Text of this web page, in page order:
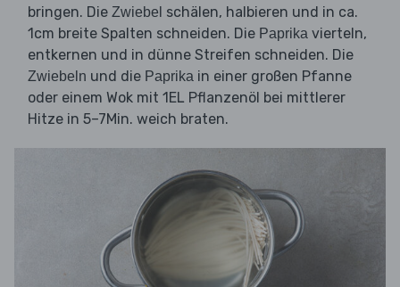
bringen. Die Zwiebel schälen, halbieren und in ca.
1cm breite Spalten schneiden. Die Paprika vierteln,
entkernen und in dünne Streifen schneiden. Die
Zwiebeln und die Paprika in einer großen Pfanne
oder einem Wok mit 1EL Pflanzenöl bei mittlerer
Hitze in 5–7Min. weich braten.